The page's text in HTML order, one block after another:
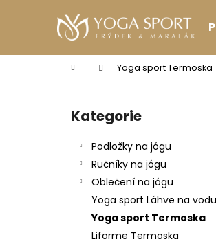
Domů Yoga sport Termoska
Přeskočit
kategorie
Kategorie
Podložky na jógu
Ručníky na jógu
Oblečení na jógu
Yoga sport Láhve na vodu
Yoga sport Termoska
Liforme Termoska
í
Zpět
do
Zpět
do